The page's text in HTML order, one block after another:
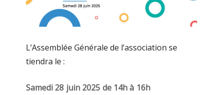
L’Assemblée Générale de l’association se
tiendra le :
Samedi 28 juin 2025 de 14h à 16h